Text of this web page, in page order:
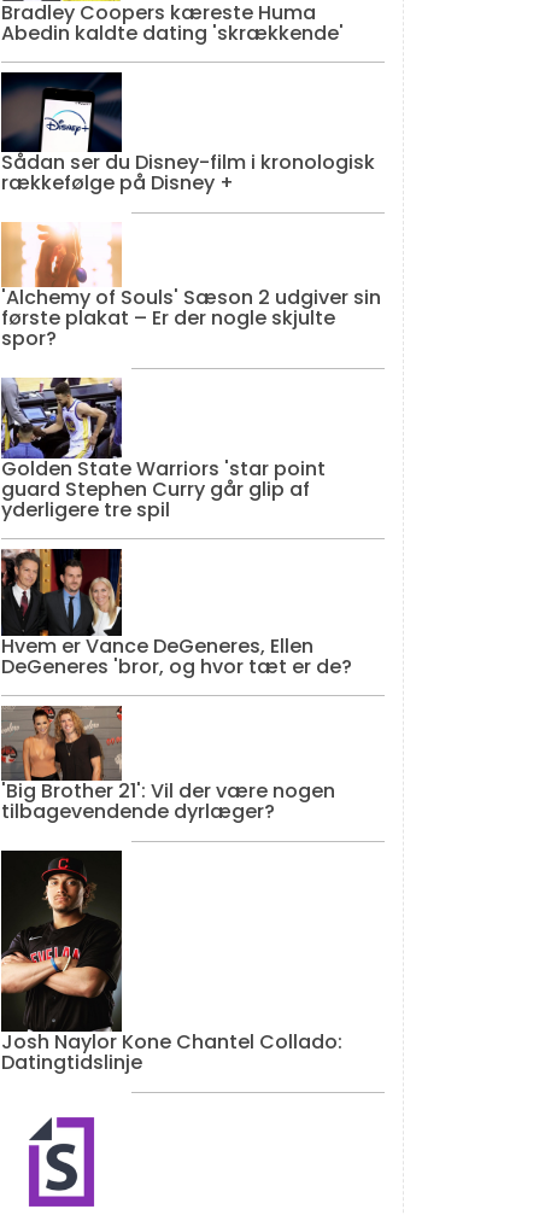
Bradley Coopers kæreste Huma
Abedin kaldte dating 'skrækkende'
Sådan ser du Disney-film i kronologisk
rækkefølge på Disney +
'Alchemy of Souls' Sæson 2 udgiver sin
første plakat – Er der nogle skjulte
spor?
Golden State Warriors 'star point
guard Stephen Curry går glip af
yderligere tre spil
Hvem er Vance DeGeneres, Ellen
DeGeneres 'bror, og hvor tæt er de?
'Big Brother 21': Vil der være nogen
tilbagevendende dyrlæger?
Josh Naylor Kone Chantel Collado:
Datingtidslinje